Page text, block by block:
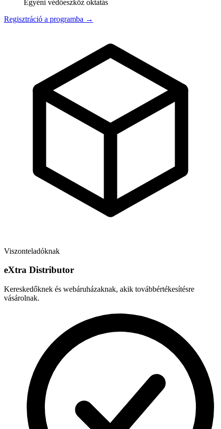
Egyéni védőeszköz oktatás
Regisztráció a programba →
Viszonteladóknak
eXtra Distributor
Kereskedőknek és webáruházaknak, akik továbbértékesítésre
vásárolnak.